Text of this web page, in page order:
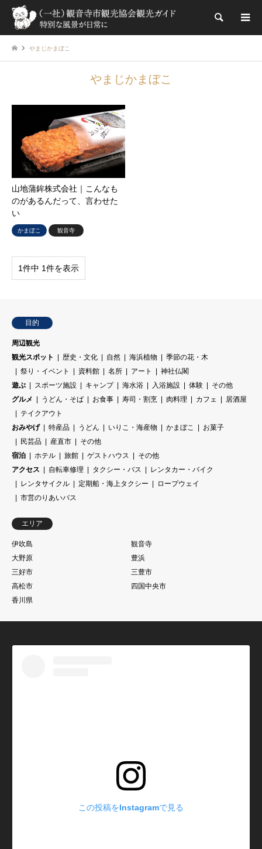
検索
やまじかまぼこ
やまじかまぼこ
山地蒲鉾株式会社｜こんなも
のがあるんだって、言わせた
い
かまぼこ 観音寺
1件中 1件を表示
目的
周辺観光
観光スポット
歴史・文化 自然 海浜植物
季節の花・木
祭り・イベント
資料館 名所 アート
神社仏閣
遊ぶ
スポーツ施設 キャンプ 海水浴 入浴施設 体験
その他
グルメ
うどん・そば お食事 寿司・割烹 肉料理 カフェ
居酒屋
テイクアウト
おみやげ
特産品 うどん いりこ・海産物 かまぼこ
お菓子
民芸品
産直市
その他
宿泊
ホテル 旅館 ゲストハウス
その他
アクセス
自転車修理 タクシー・バス
レンタカー・バイク
レンタサイクル
定期船・海上タクシー
ロープウェイ
市営のりあいバス
エリア
伊吹島
観音寺
大野原
豊浜
三好市
三豊市
高松市
四国中央市
香川県
この投稿をInstagramで見る